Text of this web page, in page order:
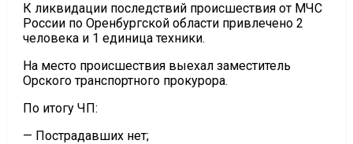
К ликвидации последствий происшествия от МЧС
России по Оренбургской области привлечено 2
человека и 1 единица техники.
На место происшествия выехал заместитель
Орского транспортного прокурора.
По итогу ЧП:
— Пострадавших нет;